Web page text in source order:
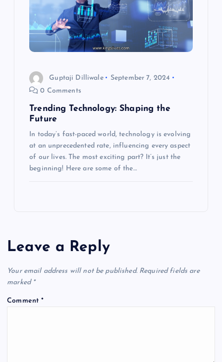
Guptaji Dilliwale
September 7, 2024
0 Comments
Trending Technology: Shaping the
Future
In today’s fast-paced world, technology is evolving
at an unprecedented rate, influencing every aspect
of our lives. The most exciting part? It’s just the
beginning! Here are some of the…
Leave a Reply
Your email address will not be published. Required fields are
marked *
Comment*